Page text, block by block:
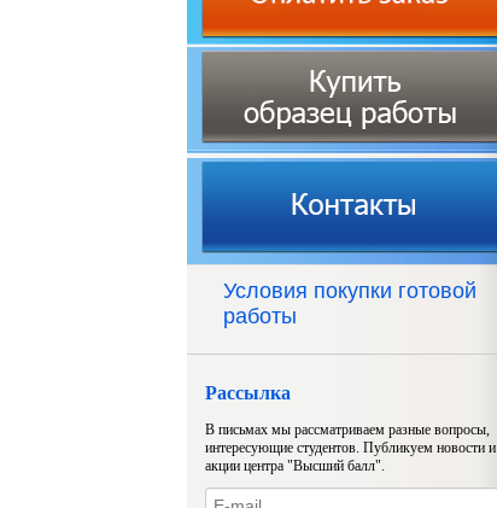
Условия покупки готовой
работы
Рассылка
В письмах мы рассматриваем разные вопросы,
интересующие студентов. Публикуем новости и
акции центра "Высший балл".